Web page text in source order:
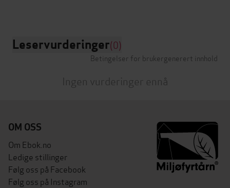
Leservurderinger(0)
Betingelser for brukergenerert innhold
Ingen vurderinger ennå
OM OSS
Om Ebok.no
Ledige stillinger
Følg oss på Facebook
Følg oss på Instagram